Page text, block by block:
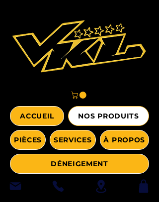
ACCUEIL NOS PRODUITS
PIÈCES SERVICES À PROPOS
DÉNEIGEMENT